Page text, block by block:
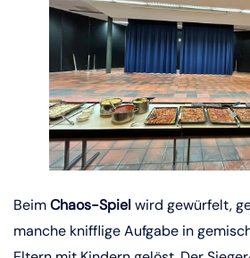
BeimChaos-Spielwird gewürfelt,
manche knifflige Aufgabe in